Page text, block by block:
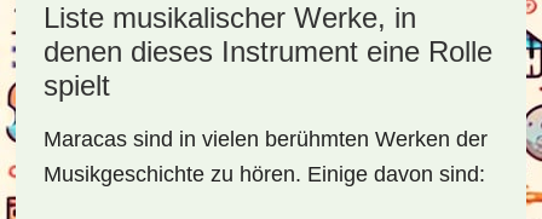
Liste musikalischer Werke, in
denen dieses Instrument eine Rolle
spielt
Maracas sind in vielen berühmten Werken der
Musikgeschichte zu hören. Einige davon sind: